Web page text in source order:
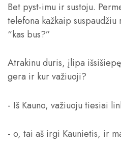
Bet pyst-imu ir sustoju.
telefona kažkaip
“kas bus?”
Atrakinu duris, įlipa
gera ir kur važiuoji?
- Iš Kauno, važiuoju tiesiai
- o, tai aš irgi Kaunietis, ir